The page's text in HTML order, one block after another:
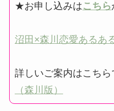
★お申し込みはこちら
沼田×森川恋愛あるあ
詳しいご案内はこち
（森川版）